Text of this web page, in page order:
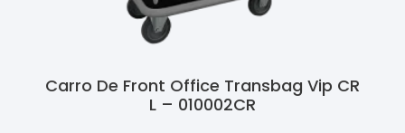
Carro De Front Office Transbag Vip CR
L – 010002CR